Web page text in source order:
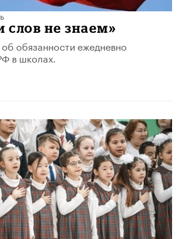
не знаем»
обязанности ежедневно
в школах.